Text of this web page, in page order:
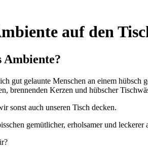
auf den
Ambiente?
gut gelaunte Menschen an einem
brennenden Kerzen und hübscher
sonst auch unseren Tisch decken.
gemütlicher, erholsamer und leckerer